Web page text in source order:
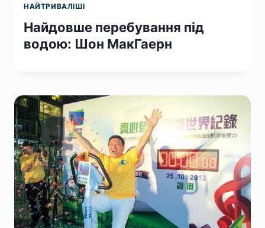
НАЙТРИВАЛІШІ
Найдовше перебування під
водою: Шон МакГаерн